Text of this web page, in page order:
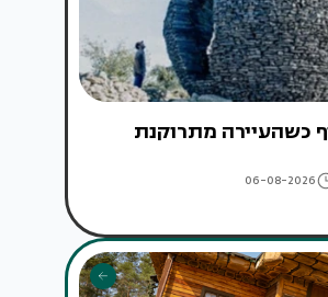
כשהעיירה מתרוקנת
06-08-2026